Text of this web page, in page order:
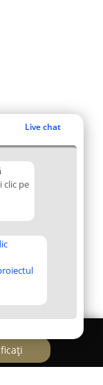
Live chat
clic pe